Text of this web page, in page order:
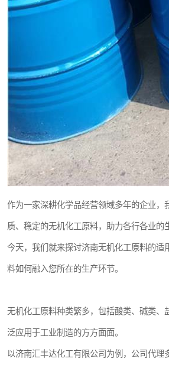
作为一家深耕化学品经营领域多年的企业，
质、稳定的无机化工原料，助力各行各业的
今天，我们就来探讨济南无机化工原料的适
料如何融入您所在的生产环节。
无机化工原料种类繁多，包括酸类、碱类、
泛应用于工业制造的方方面面。
以济南汇丰达化工有限公司为例，公司代理
烷烃化工原料 合成